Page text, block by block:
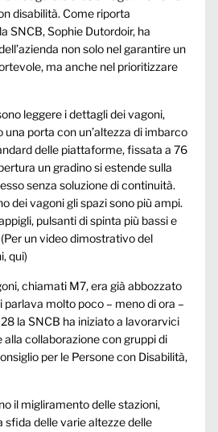
disabilità. Come riporta
SNCB, Sophie Dutordoir, ha
non solo nel garantire un
ma anche nel prioritizzare
leggere i dettagli dei vagoni,
porta con un’altezza di imbarco
delle piattaforme, fissata a 76
un gradino si estende sulla
senza soluzione di continuità.
dei vagoni gli spazi sono più ampi.
pulsanti di spinta più bassi e
un video dimostrativo del
qui)
chiamati M7, era già abbozzato
molto poco – meno di ora –
la SNCB ha iniziato a lavorarvici
collaborazione con gruppi di
per le Persone con Disabilità,
il migliramento delle stazioni,
delle varie altezze delle